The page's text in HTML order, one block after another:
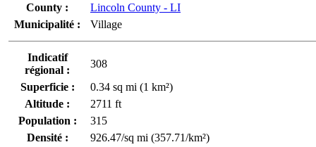
County :
Lincoln County - LI
Municipalité :
Village
Indicatif
régional :
308
Superficie :
0.34 sq mi (1 km²)
Altitude :
2711 ft
Population :
315
Densité :
926.47/sq mi (357.71/km²)